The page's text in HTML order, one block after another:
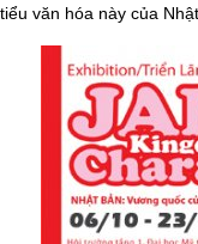
văn hóa này của Nhật